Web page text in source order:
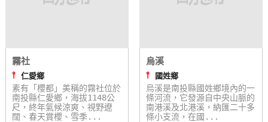
霧社
⫯ 仁愛鄉
素有「櫻都」美稱的霧社位於
南投縣仁愛鄉，海拔1148公
尺，終年氣候涼爽、視野遼
闊、春天賞櫻、雪季...
烏溪
⫯
國姓鄉
烏溪是南投縣國姓鄉境內的一
條河流，它發源自中央山脈的
南港溪及北港溪，納匯二十多
條小支流，在國...